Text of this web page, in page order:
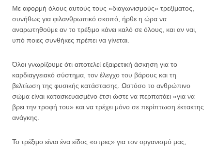
Με αφορμή όλους αυτούς τους «διαγωνισμούς» τρεξίματος,
συνήθως για φιλανθρωπικό σκοπό, ήρθε η ώρα να
αναρωτηθούμε αν το τρέξιμο κάνει καλό σε όλους, και αν ναι,
υπό ποιες συνθήκες πρέπει να γίνεται.
Όλοι γνωρίζουμε ότι αποτελεί εξαιρετική άσκηση για το
καρδιαγγειακό σύστημα, τον έλεγχο του βάρους και τη
βελτίωση της φυσικής κατάστασης. Ωστόσο το ανθρώπινο
σώμα είναι κατασκευασμένο έτσι ώστε να περπατάει «για να
βρει την τροφή του» και να τρέχει μόνο σε περίπτωση έκτακτης
ανάγκης.
Το τρέξιμο είναι ένα είδος «στρες» για τον οργανισμό μας,